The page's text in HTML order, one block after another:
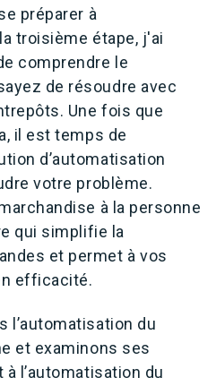
préparer à
troisième étape, j'ai
comprendre le
de résoudre avec
Une fois que
il est temps de
d’automatisation
votre problème.
à la personne
qui simplifie la
et permet à vos
efficacité.
l’automatisation du
et examinons ses
l’automatisation du